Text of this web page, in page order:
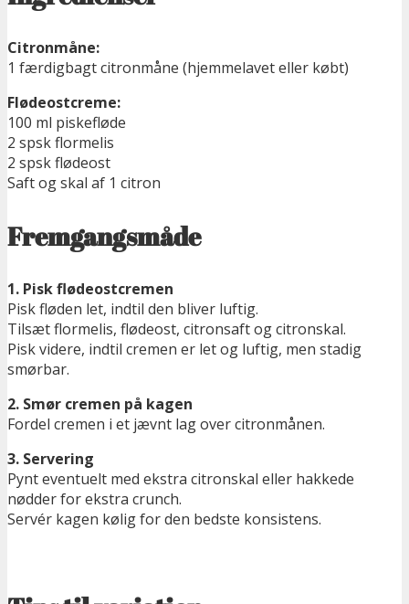
Citronmåne:
1 færdigbagt citronmåne (hjemmelavet eller købt)
Flødeostcreme:
100 ml piskefløde
2 spsk flormelis
2 spsk flødeost
Saft og skal af 1 citron
Fremgangsmåde
1. Pisk flødeostcremen
Pisk fløden let, indtil den bliver luftig.
Tilsæt flormelis, flødeost, citronsaft og citronskal.
Pisk videre, indtil cremen er let og luftig, men stadig
smørbar.
2. Smør cremen på kagen
Fordel cremen i et jævnt lag over citronmånen.
3. Servering
Pynt eventuelt med ekstra citronskal eller hakkede
nødder for ekstra crunch.
Servér kagen kølig for den bedste konsistens.